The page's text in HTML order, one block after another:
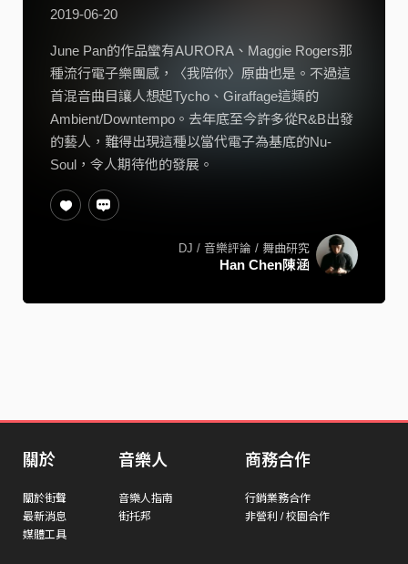
2019-06-20
June Pan的作品蠻有AURORA、Maggie Rogers那
種流行電子樂團感，〈我陪你〉原曲也是。不過這
首混音曲目讓人想起Tycho、Giraffage這類的
Ambient/Downtempo。去年底至今許多從R&B出發
的藝人，難得出現這種以當代電子為基底的Nu-
Soul，令人期待他的發展。
DJ / 音樂評論 / 舞曲研究
Han Chen陳涵
關於
關於街聲
最新消息
媒體工具
音樂人
音樂人指南
街托邦
商務合作
行銷業務合作
非營利 / 校園合作